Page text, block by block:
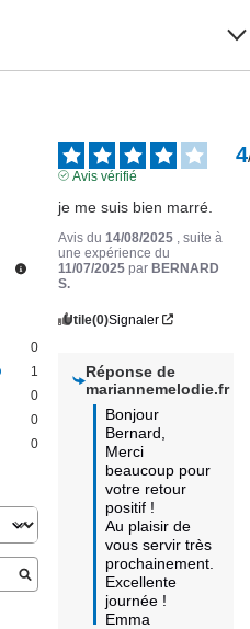
0
1
0
0
0
4
Avis vérifié
je me suis bien marré.
Avis du 14/08/2025
, suite à
une expérience du
11/07/2025 parBERNARD
S.
Utile(0)Signaler
Réponse de
mariannemelodie.fr
Bonjour
Bernard,
Merci
beaucoup pour
votre retour
positif !
Au plaisir de
vous servir très
prochainement.
Excellente
journée !
Emma